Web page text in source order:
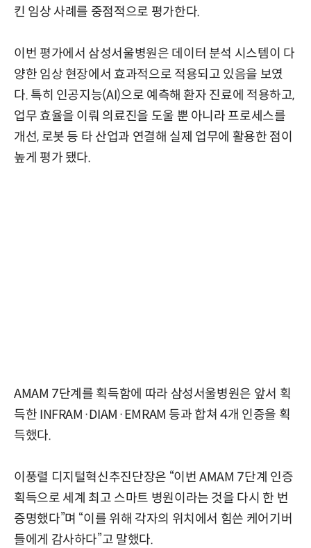
킨 임상 사례를 중점적으로 평가한다.
이번 평가에서 삼성서울병원은 데이터 분석 시스템이 다
양한 임상 현장에서 효과적으로 적용되고 있음을 보였
다. 특히 인공지능(AI)으로 예측해 환자 진료에 적용하고,
업무 효율을 이뤄 의료진을 도울 뿐 아니라 프로세스를
개선, 로봇 등 타 산업과 연결해 실제 업무에 활용한 점이
높게 평가 됐다.
AMAM 7단계를 획득함에 따라 삼성서울병원은 앞서 획
득한 INFRAM·DIAM·EMRAM 등과 합쳐 4개 인증을 획
득했다.
이풍렬 디지털혁신추진단장은 “이번 AMAM 7단계 인증
획득으로 세계 최고 스마트 병원이라는 것을 다시 한 번
증명했다”며 “이를 위해 각자의 위치에서 힘쓴 케어기버
들에게 감사하다”고 말했다.